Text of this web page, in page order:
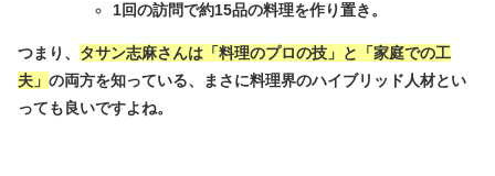
1回の訪問で約15品の料理を作り置き。
つまり、 タサン志麻さんは「料理のプロの技」と「家庭での工
夫」 の両方を知っている、まさに料理界のハイブリッド人材とい
っても良いですよね。